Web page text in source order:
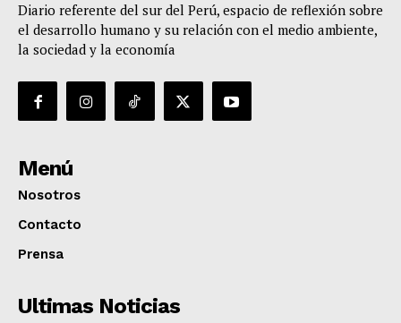
Diario referente del sur del Perú, espacio de reflexión sobre
el desarrollo humano y su relación con el medio ambiente,
la sociedad y la economía
Menú
Nosotros
Contacto
Prensa
Ultimas Noticias